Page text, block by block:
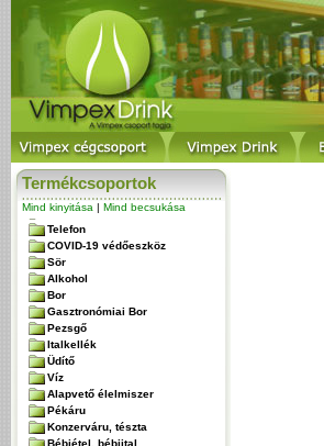
Termékcsoportok
Mind kinyitása | Mind becsukása
Telefon
COVID-19 védőeszköz
Sör
Alkohol
Bor
Gasztronómiai Bor
Pezsgő
Italkellék
Üdítő
Víz
Alapvető élelmiszer
Pékáru
Konzerváru, tészta
Bébiétel, bébiital